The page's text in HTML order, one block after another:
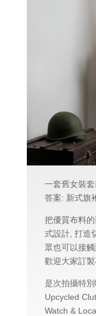
一套舊女裝
答案: 新式旗
把優質布料
式設計, 打造
眾也可以接觸
歡迎大家訂製
是次拍攝特
Upcycled
Watch &